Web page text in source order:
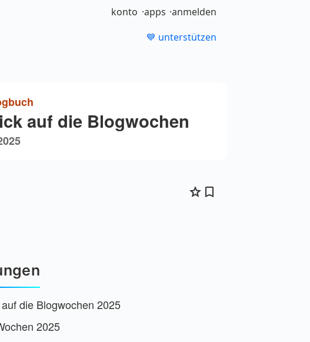
konto apps anmelden
💙 unterstützen
auf die Blogwochen
die Blogwochen 2025
2025